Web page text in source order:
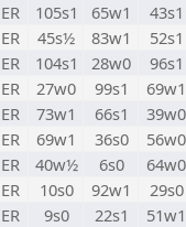
105s1 65w1
43s1
45s½ 83w1
52s1
104s1 28w0
96s1
27w0 99s1
69w1
73w1 66s1
39w0
69w1 36s0
56w0
40w½ 6s0
64w0
10s0 92w1
29s0
9s0 22s1
51w1